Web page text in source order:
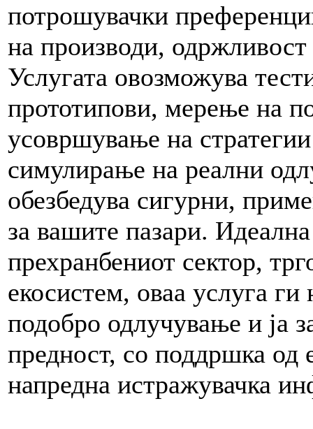
потрошувачки
на производи,
Услугата овозможува
прототипови, мерење на
усовршување на
симулирање на реални
обезбедува сигурни,
за вашите пазари.
прехранбениот сектор,
екосистем, оваа услуга
подобро одлучување и ја
предност, со поддршка од
напредна истражувачка